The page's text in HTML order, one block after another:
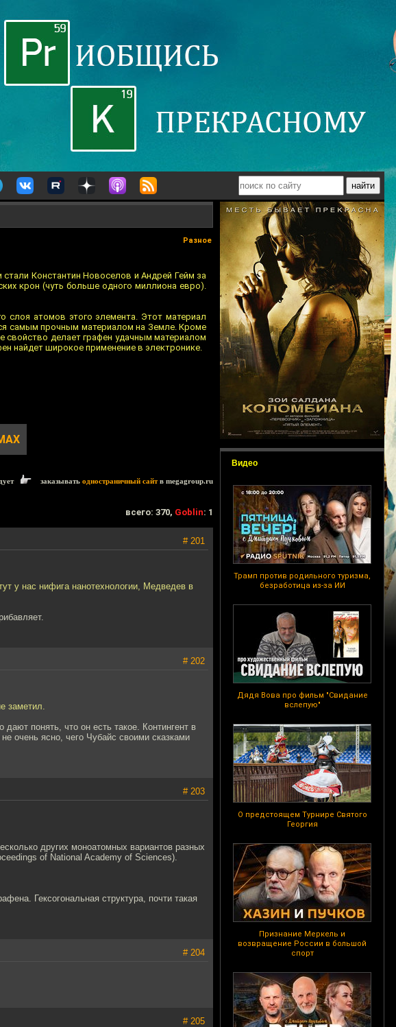
Видео
Трамп против родильного туризма,
безработица из-за ИИ
Дядя Вова про фильм "Свидание
вслепую"
О предстоящем Турнире Святого
Георгия
Признание Меркель и
возвращение России в большой
спорт
Разное
Константин Новоселов и Андрей Гейм за
крон (чуть больше одного миллиона евро).
слоя атомов этого элемента. Этот материал
самым прочным материалом на Земле. Кроме
свойство делает графен удачным материалом
найдет широкое применение в электронике.
заказывать одностраничный сайтв megagroup.ru
всего: 370, Goblin: 1
# 201
у нас нифига нанотехнологии, Медведев в
# 202
заметил.
понять, что он есть такое. Контингент в
очень ясно, чего Чубайс своими сказками
# 203
других моноатомных вариантов разных
of National Academy of Sciences).
Гексогональная структура, почти такая
# 204
# 205